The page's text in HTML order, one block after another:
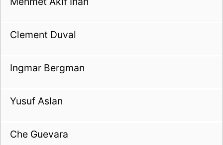
Clement Duval
Ingmar Bergman
Yusuf Aslan
Che Guevara